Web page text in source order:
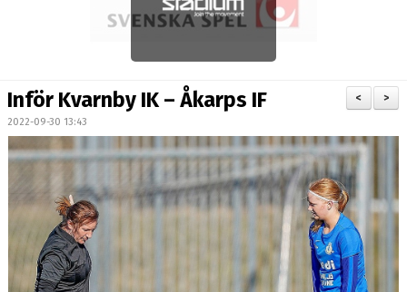
TRUPPEN
TRÄNING
BILDGALLERI
KONTAKT
>
<
Inför Kvarnby IK – Åkarps IF
2022-09-30 13:43